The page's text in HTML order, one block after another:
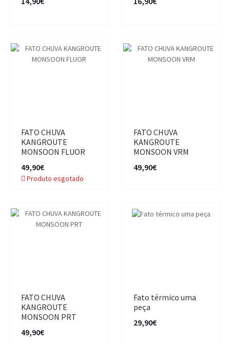
FATO CHUVA
KANGROUTE
MONSOON FLUOR
49,90€
Produto esgotado
FATO CHUVA
KANGROUTE
MONSOON VRM
49,90€
FATO CHUVA
KANGROUTE
MONSOON PRT
49,90€
Fato térmico uma
peça
29,90€